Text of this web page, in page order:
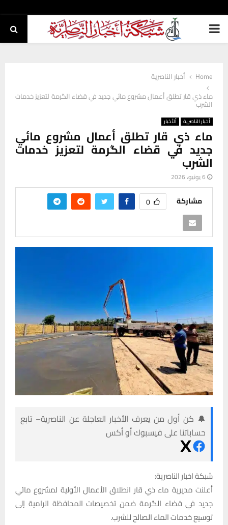
PRIMARY
Home
أخبار الناصرية
ماء ذي قار تطلق أعمال مشروع مائي جديد في قضاء الگرمة لتعزيز خدمات
الشرب
أخبار الناصرية ألأخبار
ماء ذي قار تطلق أعمال مشروع مائي
جديد في قضاء الگرمة لتعزيز خدمات
الشرب
6 يونيو، 2026
مشاركة 0
🔔 كن أول من يعرف الأخبار العاجلة عن الناصرية– تابع
حساباتنا على فيسبوك أو أكس
شبكة اخبار الناصرية:
أعلنت مديرية ماء ذي قار انطلاق الأعمال الأولية لمشروع مائي
جديد في قضاء الگرمة ضمن تخصيصات المحافظة الرامية إلى
توسيع خدمات الماء الصالح للشرب.